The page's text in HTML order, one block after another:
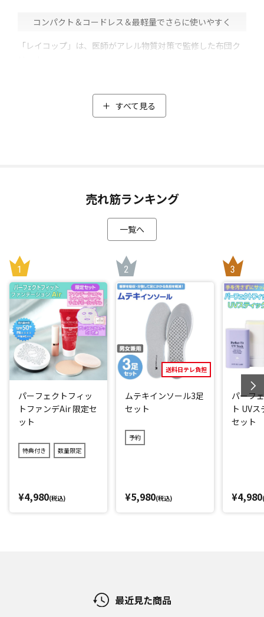
コンパクト＆コードレス＆最軽量でさらに使いやすく
「レイコップ」は、医師がアレル物質対策で監修した布団ク
して吸引。さらに「LED UV」の照射によって、99.9%の除菌
るような使用感を実現。
さらに軽量設計で手首の負担を減らし、スムーズなかけ心地
布団などのフラットな面はもちろん、今まで掃除しにくかっ
たソファの背もたれや、洗濯しにくい枕まで、家中ラクラク
お掃除。
軽くてコードレスだから、布団やベッドがある寝室や、ソフ
ァのあるリビングなど、どこでも活躍します。
強力な吸引力と叩きブラシに加え、LED UVライトで99.
9％のダニ除去(*1)と除菌(*2)を実現！
実は布団を天日干ししてパンパン叩くだけでは、ダニの撃退
はできていません。
ダニは暗い場所に入り込む習性があり、中に潜り込んでしま
うため、表面をパンパン叩いただけでは効果は限定的です。
そこで「レイコップ UVふとんクリーナーレニー」は、次の3
つのポイントでダニなどを撃退しています。
なゴミをかき出す「ファブリックブラシ」の組み合わせによ
り、ダニのフンや死骸を含むハウスダストを繊維の奥から叩
[3] 99.9％の除菌！(*2)
すべて見る
売れ筋ランキング
一覧へ
パーフェクトフィッ
トファンデAir 限定セ
ット
特典付き 数量限定
¥4,980(税込)
送料日テレ負担
ムテキインソール3足
セット
予約
¥5,980(税込)
パーフ
ト UV
セット
¥4,980
最近見た商品